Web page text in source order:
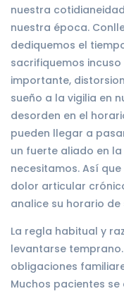
nuestra
nuestra época.
dediquemos el
sacrifiquemos
importante,
sueño a la vigilia en
desorden en el
pueden llegar a
un fuerte aliado en
necesitamos. Así
dolor articular
analice su horario de
La regla habitual y
levantarse
obligaciones
Muchos pacientes